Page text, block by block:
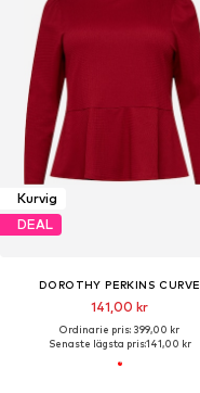
Kurvig
DEAL
DOROTHY PERKINS CURVE
141,00 kr
Ordinarie pris: 399,00 kr
Senaste lägsta pris:141,00 kr